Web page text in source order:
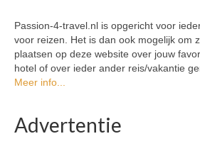
Passion-4-travel.nl is opgericht voor
voor reizen. Het is dan ook mogelijk om
plaatsen op deze website over jouw
hotel of over ieder ander reis/vakantie
Meer info...
Advertentie